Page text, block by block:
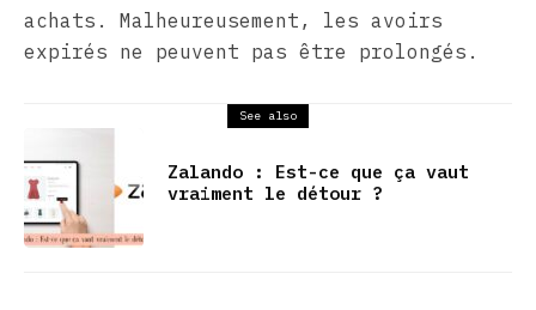
achats. Malheureusement, les avoirs
expirés ne peuvent pas être prolongés.
See also
Zalando : Est-ce que ça vaut
vraiment le détour ?